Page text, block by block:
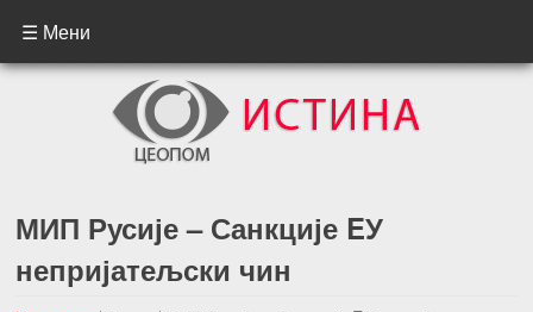
☰ Мени
МИП Русије – Санкције EУ
непријатељски чин